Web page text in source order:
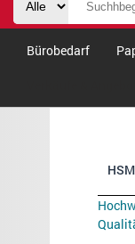
Bürobedarf